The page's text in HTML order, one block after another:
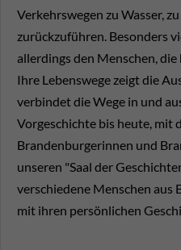
Verkehrswegen zu Wasser,
zurückzuführen. Besonders
allerdings den Menschen,
Ihre Lebenswege zeigt die
verbindet die Wege in und
Vorgeschichte bis heute, mit
Brandenburgerinnen und
unseren "Saal der
verschiedene Menschen aus
mit ihren persönlichen